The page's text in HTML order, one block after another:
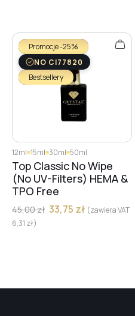
Promocje -25%
NO CI77820
Bestsellery
12ml 15ml 30ml 50ml
Top Classic No Wipe
(No UV-Filters) HEMA &
TPO Free
45,00zł 33,75 zł (zawiera VAT
6,31 zł)